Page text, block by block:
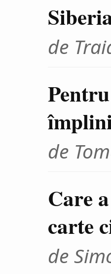
de
de
Care
carte
de